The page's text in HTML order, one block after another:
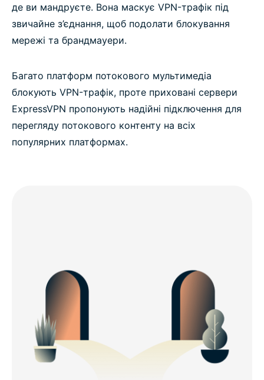
де ви мандруєте. Вона маскує VPN-трафік під
звичайне з’єднання, щоб подолати блокування
мережі та брандмауери.
Багато платформ потокового мультимедіа
блокують VPN-трафік, проте приховані сервери
ExpressVPN пропонують надійні підключення для
перегляду потокового контенту на всіх
популярних платформах.